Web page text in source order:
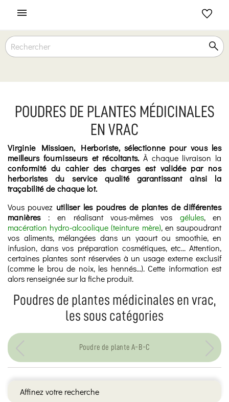

POUDRES DE PLANTES MÉDICINALES
EN VRAC
Virginie Missiaen, Herboriste, sélectionne pour vous les
meilleurs fournisseurs et récoltants. À chaque livraison la
conformité du cahier des charges est validée par nos
herboristes du service qualité garantissant ainsi la
traçabilité de chaque lot.
Vous pouvez utiliser les poudres de plantes de différentes
manières: en réalisant vous-mêmes vos gélules, en
macération hydro-alcoolique (teinture mère), en saupoudrant
vos aliments, mélangées dans un yaourt ou smoothie, en
infusion, dans vos préparation cosmétiques, etc... Attention,
certaines plantes sont réservées à un usage externe exclusif
(comme le brou de noix, les hennés...). Cette information est
alors renseignée sur la fiche produit.
Poudres de plantes médicinales en vrac,
les sous catégories
Poudre de plante A-B-C
Affinez votre recherche